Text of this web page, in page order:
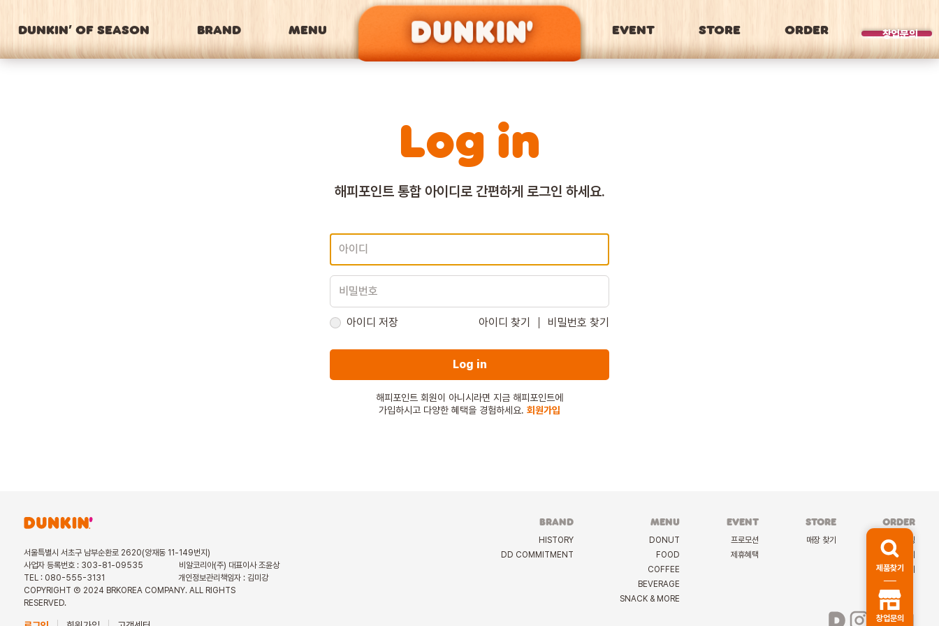
DUNKIN’ OF SEASON BRAND MENU EVENT STORE ORDER 창업문의
BRAND
Log in
해피포인트 통합 아이디로간편하게 로그인 하세요.
아이디 저장 아이디 찾기 비밀번호 찾기
Log in
해피포인트 회원이 아니시라면 지금 해피포인트에
가입하시고 다양한 혜택을 경험하세요. 회원가입
서울특별시 서초구 남부순환로 2620(양재동 11-149번지)
사업자 등록번호 : 303-81-09535
비알코리아(주) 대표이사 조윤상
TEL : 080-555-3131
개인정보관리책임자 : 김미강
COPYRIGHT Ⓒ 2024 BRKOREA COMPANY. ALL RIGHTS
RESERVED.
BRAND
HISTORY
DD COMMITMENT
MENU
DONUT
FOOD
COFFEE
BEVERAGE
SNACK & MORE
EVENT
프로모션
제휴혜택
STORE
매장 찾기
ORDER
케이터링
딜리버리
선물하기
제품찾기
창업문의